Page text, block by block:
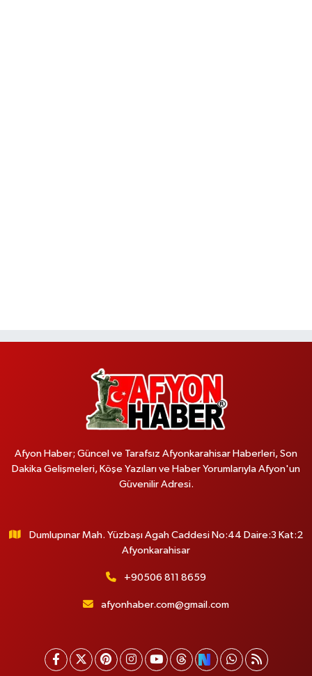
Afyon Haber; Güncel ve Tarafsız Afyonkarahisar Haberleri, Son
Dakika Gelişmeleri, Köşe Yazıları ve Haber Yorumlarıyla Afyon'un
Güvenilir Adresi.
Dumlupınar Mah. Yüzbaşı Agah Caddesi No:44 Daire:3 Kat:2
Afyonkarahisar
+90506 811 8659
afyonhaber.com@gmail.com